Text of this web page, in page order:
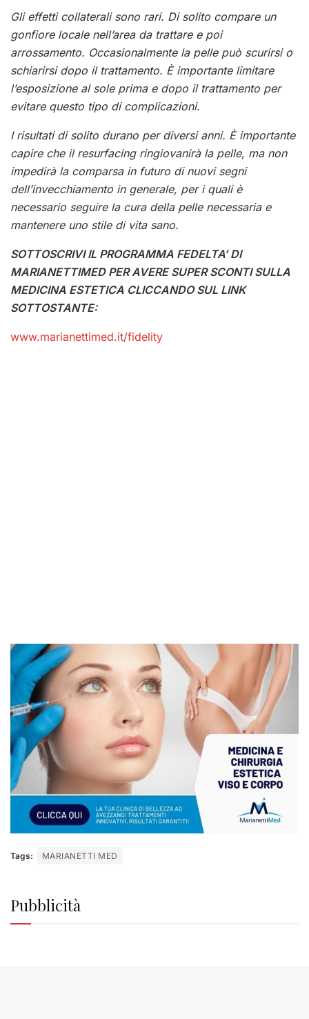
Gli effetti collaterali sono rari. Di solito compare un
gonfiore locale nell’area da trattare e poi
arrossamento. Occasionalmente la pelle può scurirsi o
schiarirsi dopo il trattamento. È importante limitare
l’esposizione al sole prima e dopo il trattamento per
evitare questo tipo di complicazioni.
I risultati di solito durano per diversi anni. È importante
capire che il resurfacing ringiovanirà la pelle, ma non
impedirà la comparsa in futuro di nuovi segni
dell’invecchiamento in generale, per i quali è
necessario seguire la cura della pelle necessaria e
mantenere uno stile di vita sano.
SOTTOSCRIVI IL PROGRAMMA FEDELTA’ DI
MARIANETTIMED PER AVERE SUPER SCONTI SULLA
MEDICINA ESTETICA CLICCANDO SUL LINK
SOTTOSTANTE:
www.marianettimed.it/fidelity
Tags: MARIANETTI MED
Pubblicità